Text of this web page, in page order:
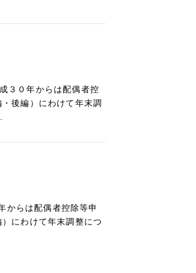
３０年からは配偶者控
後編）にわけて年末調
らは配偶者控除等申
にわけて年末調整につ